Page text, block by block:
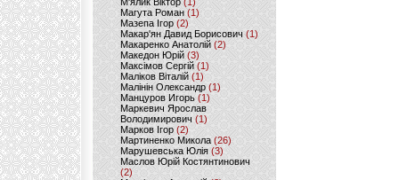
Магута Роман(1)
Мазепа Ігор (2)
Макар'ян Давид Борисович(1)
Макаренко Анатолій (2)
Македон Юрій(3)
Максімов Сергій (1)
Маліков Віталій (1)
Малінін Олександр (1)
Манцуров Игорь (1)
Маркевич Ярослав
Володимирович (1)
Марков Ігор (2)
Мартиненко Микола (26)
Марушевська Юлія (3)
Маслов Юрій Костянтинович
(2)